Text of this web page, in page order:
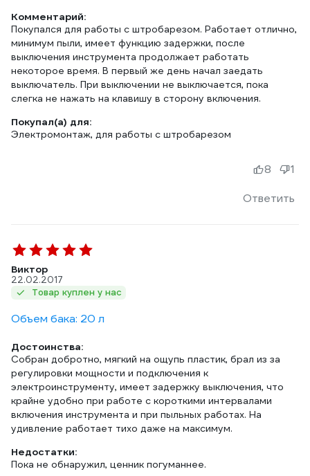
Комментарий:
Покупался для работы с штробарезом. Работает отлично,
минимум пыли, имеет функцию задержки, после
выключения инструмента продолжает работать
некоторое время. В первый же день начал заедать
выключатель. При выключении не выключается, пока
слегка не нажать на клавишу в сторону включения.
Покупал(а) для:
Электромонтаж, для работы с штробарезом
Ответить
8 1
Виктор
22.02.2017
Товар куплен у нас
Объем бака: 20 л
Достоинства:
Собран добротно, мягкий на ощупь пластик, брал из за
регулировки мощности и подключения к
электроинструменту, имеет задержку выключения, что
крайне удобно при работе с короткими интервалами
включения инструмента и при пыльных работах. На
удивление работает тихо даже на максимум.
Недостатки:
Пока не обнаружил, ценник погуманнее.